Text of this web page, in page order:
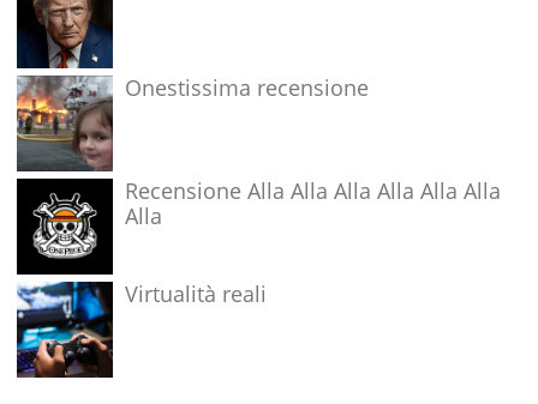
Onestissima recensione
Recensione Alla Alla Alla Alla Alla Alla
Alla
Virtualità reali